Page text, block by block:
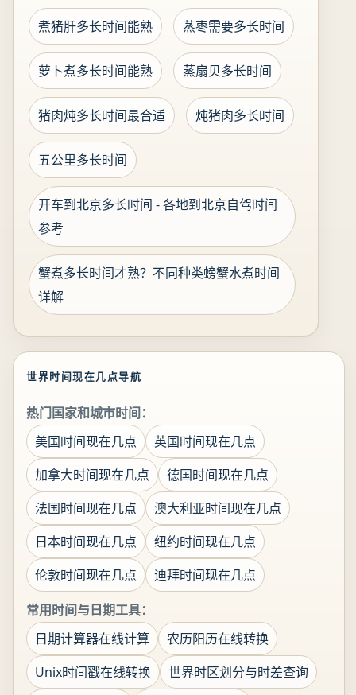
煮猪肝多长时间能熟 蒸枣需要多长时间
萝卜煮多长时间能熟 蒸扇贝多长时间
猪肉炖多长时间最合适 炖猪肉多长时间
五公里多长时间
开车到北京多长时间 - 各地到北京自驾时间
参考
蟹煮多长时间才熟？不同种类螃蟹水煮时间
详解
世界时间现在几点导航
热门国家和城市时间：
美国时间现在几点
英国时间现在几点
加拿大时间现在几点
德国时间现在几点
法国时间现在几点
澳大利亚时间现在几点
日本时间现在几点
纽约时间现在几点
伦敦时间现在几点
迪拜时间现在几点
常用时间与日期工具：
日期计算器在线计算
农历阳历在线转换
Unix时间戳在线转换
世界时区划分与时差查询